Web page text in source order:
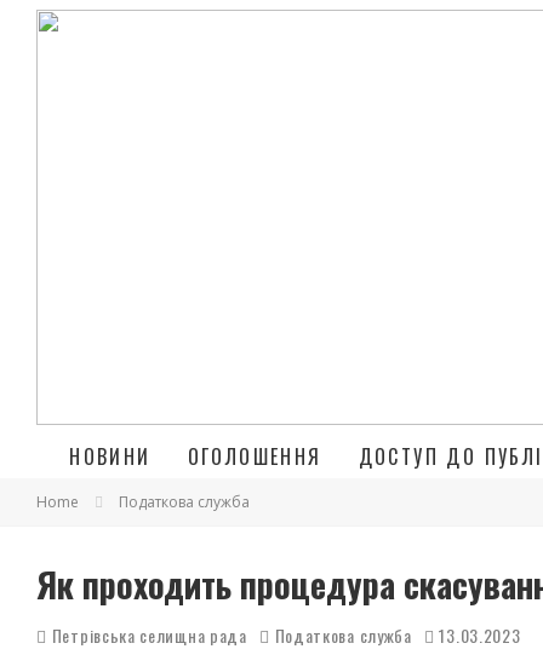
НОВИНИ ОГОЛОШЕННЯ ДОСТУП ДО
Home Податкова служба
Як проходить процедура
Петрівська селищна рада Податкова служба 13.03.2023